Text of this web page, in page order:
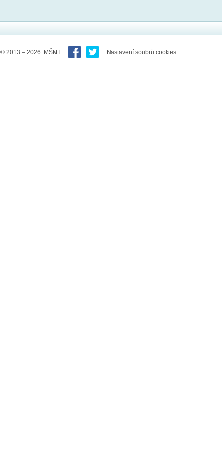
© 2013 – 2026 MŠMT Nastavení soubrů cookies